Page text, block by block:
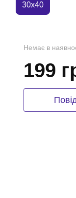
30x40
Немає в
199